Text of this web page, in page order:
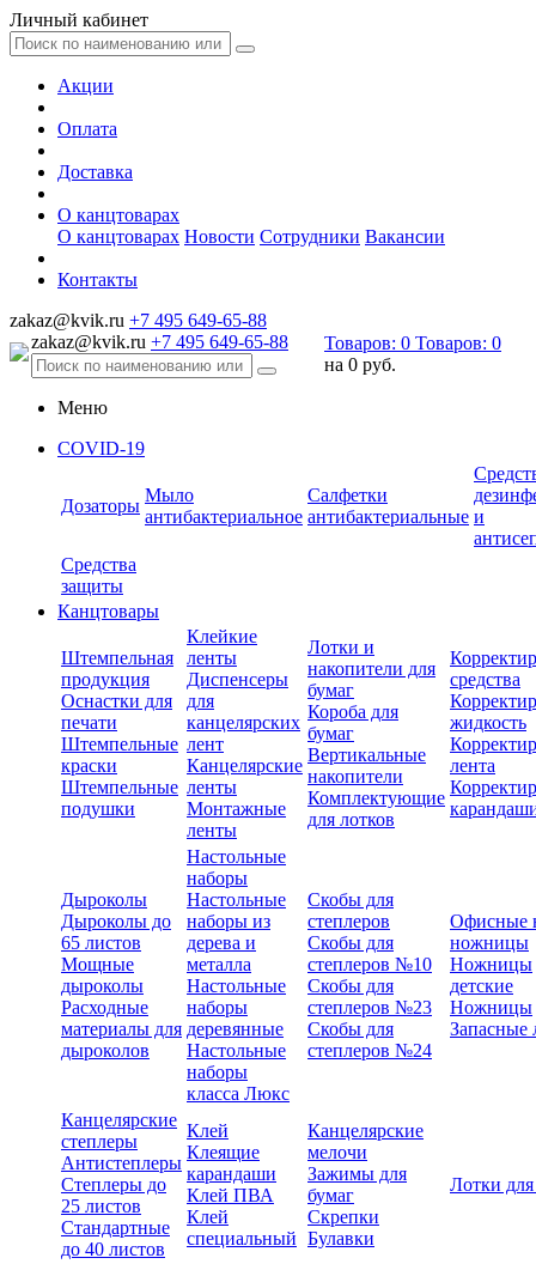
Личный кабинет
Акции
Оплата
Доставка
О канцтоварах
О канцтоварах Новости Сотрудники Вакансии
Контакты
zakaz@kvik.ru +7 495 649-65-88
zakaz@kvik.ru +7 495 649-65-88 Товаров: 0 Товаров: 0
на 0 руб.
Меню
COVID-19
Дозаторы
Мыло
антибактериальное
Салфетки
антибактериальные и
Средства
защиты
Канцтовары
Штемпельная
продукция
Оснастки для
печати
Штемпельные
краски
Штемпельные
подушки
Клейкие
ленты
Диспенсеры
для
канцелярских
лент
Канцелярские
ленты
Монтажные
ленты
Лотки и
накопители для
бумаг
Короба для
бумаг
Вертикальные
накопители
Комплектующие
для лотков
средства
жидкость
лента
Дыроколы
Дыроколы до
65 листов
Мощные
дыроколы
Расходные
материалы для
дыроколов
Настольные
наборы
Настольные
наборы из
дерева и
металла
Настольные
наборы
деревянные
Настольные
наборы
класса Люкс
Скобы для
степлеров
Скобы для
степлеров №10
Скобы для
степлеров №23
Скобы для
степлеров №24
Офисные
ножницы
Ножницы
детские
Ножницы
Запасные
Канцелярские
степлеры
Антистеплеры
Степлеры до
25 листов
Стандартные
до 40 листов
Клей
Клеящие
карандаши
Клей ПВА
Клей
специальный
Канцелярские
мелочи
Зажимы для
бумаг
Скрепки
Булавки
Лотки